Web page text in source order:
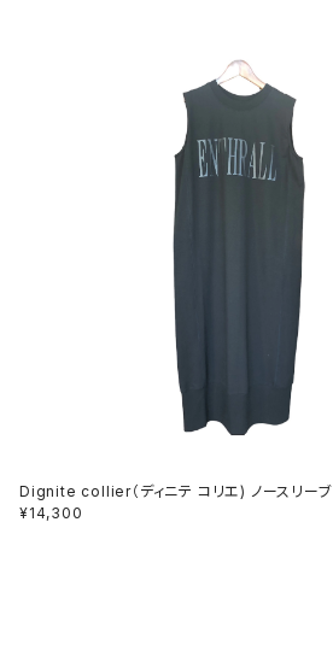
Dignite collier（ディニテ コリエ) ノースリーブ
¥14,300